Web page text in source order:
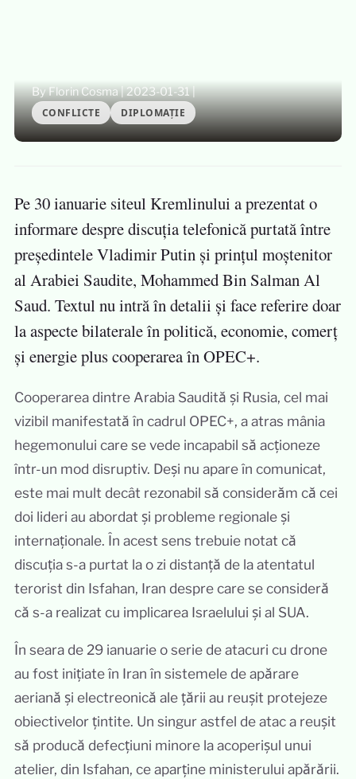
By Florin Cosma|2023-01-31|
CONFLICTE DIPLOMAȚIE
Pe 30 ianuarie siteul Kremlinului a prezentat o
informare despre discuția telefonică purtată între
președintele Vladimir Putin și prințul moștenitor
al Arabiei Saudite, Mohammed Bin Salman Al
Saud. Textul nu intră în detalii și face referire doar
la aspecte bilaterale în politică, economie, comerț
și energie plus cooperarea în OPEC+.
Cooperarea dintre Arabia Saudită și Rusia, cel mai
vizibil manifestată în cadrul OPEC+, a atras mânia
hegemonului care se vede incapabil să acționeze
într-un mod disruptiv. Deși nu apare în comunicat,
este mai mult decât rezonabil să considerăm că cei
doi lideri au abordat și probleme regionale și
internaționale. În acest sens trebuie notat că
discuția s-a purtat la o zi distanță de la atentatul
terorist din Isfahan, Iran despre care se consideră
că s-a realizat cu implicarea Israelului și al SUA.
În seara de 29 ianuarie o serie de atacuri cu drone
au fost inițiate în Iran în sistemele de apărare
aeriană și electreonică ale țării au reușit protejeze
obiectivelor țintite. Un singur astfel de atac a reușit
să producă defecțiuni minore la acoperișul unui
atelier, din Isfahan, ce aparține ministerului apărării.